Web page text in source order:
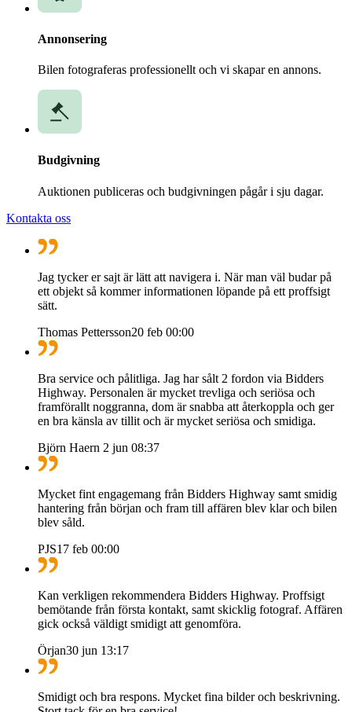
Annonsering
Bilen fotograferas professionellt och vi skapar en annons.
Budgivning
Auktionen publiceras och budgivningen pågår i sju dagar.
Kontakta oss
Jag tycker er sajt är lätt att navigera i. När man väl budar på
ett objekt så kommer informationen löpande på ett proffsigt
sätt.
Thomas Pettersson20 feb 00:00
Bra service och pålitliga. Jag har sålt 2 fordon via Bidders
Highway. Personalen är mycket trevliga och seriösa och
framförallt noggranna, dom är snabba att återkoppla och ger
en bra känsla av tillit och är mycket seriösa och smidiga.
Björn Haern 2 jun 08:37
Mycket fint engagemang från Bidders Highway samt smidig
hantering från början och fram till affären blev klar och bilen
blev såld.
PJS17 feb 00:00
Kan verkligen rekommendera Bidders Highway. Proffsigt
bemötande från första kontakt, samt skicklig fotograf. Affären
gick också väldigt smidigt att genomföra.
Örjan30 jun 13:17
Smidigt och bra respons. Mycket fina bilder och beskrivning.